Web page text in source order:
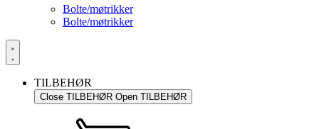
Bolte/møtrikker
Bolte/møtrikker
TILBEHØR
Close TILBEHØR Open TILBEHØR